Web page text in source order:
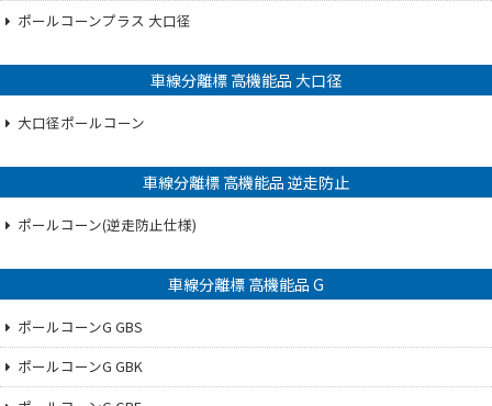
ポールコーンプラス 大口径
車線分離標 高機能品 大口径
大口径ポールコーン
車線分離標 高機能品 逆走防止
ポールコーン(逆走防止仕様)
車線分離標 高機能品 G
ポールコーンG GBS
ポールコーンG GBK